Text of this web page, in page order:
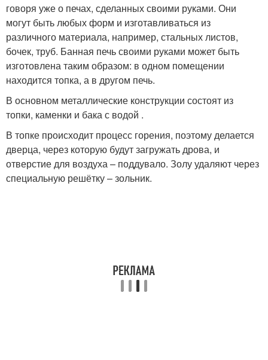
говоря уже о печах, сделанных своими руками. Они
могут быть любых форм и изготавливаться из
различного материала, например, стальных листов,
бочек, труб. Банная печь своими руками может быть
изготовлена таким образом: в одном помещении
находится топка, а в другом печь.
В основном металлические конструкции состоят из
топки, каменки и бака с водой .
В топке происходит процесс горения, поэтому делается
дверца, через которую будут загружать дрова, и
отверстие для воздуха – поддувало. Золу удаляют через
специальную решётку – зольник.